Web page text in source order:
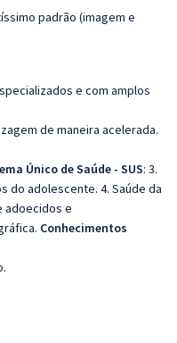
padrão (imagem e
e com amplos
de maneira acelerada.
Único de Saúde - SUS: 3.
do adolescente. 4. Saúde da
adoecidos e
Conhecimentos